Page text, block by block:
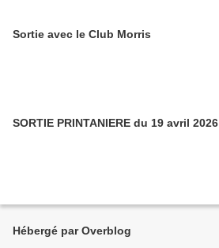
Sortie avec le Club Morris
SORTIE PRINTANIERE du 19 avril 2026
Hébergé par Overblog